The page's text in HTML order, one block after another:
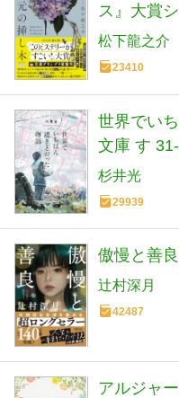
ス』大賞
松下龍之介
23410
世界でい
文庫 す
杉井光
29939
傲慢と善
辻村深月
42487
アルジャ